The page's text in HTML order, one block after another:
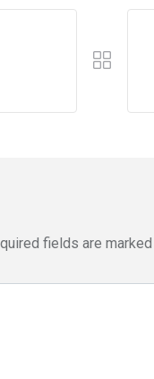
fields are marked